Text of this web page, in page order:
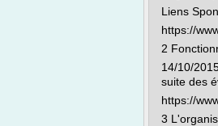
Liens
https://
2
14/10/
suite des
https://
3